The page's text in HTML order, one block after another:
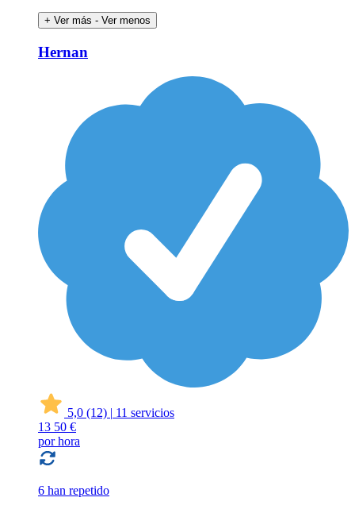
+ Ver más - Ver menos
Hernan
5,0 (12) | 11 servicios
13 50 €
por hora
6 han repetido